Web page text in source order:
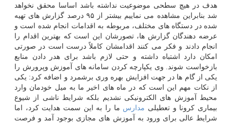
هدف در هیچ سطحی موضوعیت نداشته باشد اساسا محقق نخواهد
شد بنابراین مشاهده می نماییم بیشتر از ۹۵ درصد گزارش های تهیه
شده در دستگاه های مختلف، مربوطه به اقدامات انجام شده است و
عرضه دهندگان گزارش ها، تصورشان این است که بهترین اقدام را
انجام دادند و فکر می کنند اقدامشان کاملاً درست است در صورتی
امکان دارد اشتباه داشته و حتی لازم باشد برای هدر دادن منابع
بازخواست شوند. وی یکپارچه کردن سامانه های آموزش وپرورش را
یکی از گام ها در جهت افزایش بهره وری برشمرد و اضافه کرد: یکی
از نکات مهم این است که در ماه های اخیر ما به میل خودمان وارد
محیط آموزش های الکترونیکی نشدیم بلکه شرایط ناشی از شیوع
بیماری کرونا و تعطیلی مدارس ما را به این سمت هدایت کرد، اما
شرایط عالی برای ورود به آموزش های مجازی بوجود آمد و فرصت